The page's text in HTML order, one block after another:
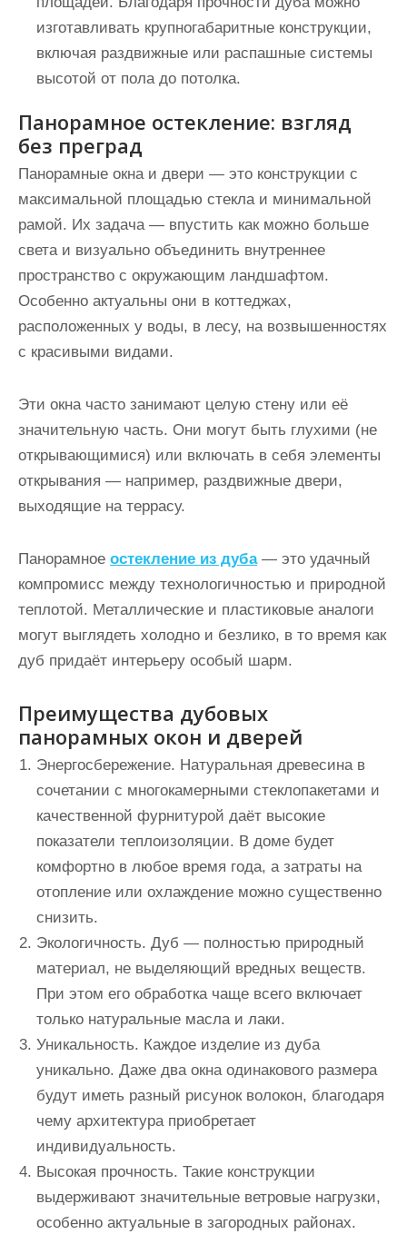
изготавливать крупногабаритные конструкции,
включая раздвижные или распашные системы
высотой от пола до потолка.
Панорамное остекление: взгляд
без преград
Панорамные окна и двери — это конструкции с
максимальной площадью стекла и минимальной
рамой. Их задача — впустить как можно больше
света и визуально объединить внутреннее
пространство с окружающим ландшафтом.
Особенно актуальны они в коттеджах,
расположенных у воды, в лесу, на возвышенностях
с красивыми видами.
Эти окна часто занимают целую стену или её
значительную часть. Они могут быть глухими (не
открывающимися) или включать в себя элементы
открывания — например, раздвижные двери,
выходящие на террасу.
Панорамное остекление из дуба— это удачный
компромисс между технологичностью и природной
теплотой. Металлические и пластиковые аналоги
могут выглядеть холодно и безлико, в то время как
дуб придаёт интерьеру особый шарм.
Преимущества дубовых
панорамных окон и дверей
Энергосбережение. Натуральная древесина в
сочетании с многокамерными стеклопакетами и
качественной фурнитурой даёт высокие
показатели теплоизоляции. В доме будет
комфортно в любое время года, а затраты на
отопление или охлаждение можно существенно
снизить.
Экологичность. Дуб — полностью природный
материал, не выделяющий вредных веществ.
При этом его обработка чаще всего включает
только натуральные масла и лаки.
Уникальность. Каждое изделие из дуба
уникально. Даже два окна одинакового размера
будут иметь разный рисунок волокон, благодаря
чему архитектура приобретает
индивидуальность.
Высокая прочность. Такие конструкции
выдерживают значительные ветровые нагрузки,
особенно актуальные в загородных районах.